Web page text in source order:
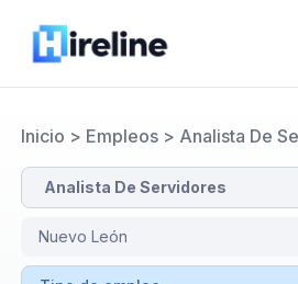
Inicio > Empleos> Analista De